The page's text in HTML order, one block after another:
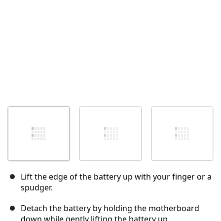
Lift the edge of the battery up with your finger or a
spudger.
Detach the battery by holding the motherboard